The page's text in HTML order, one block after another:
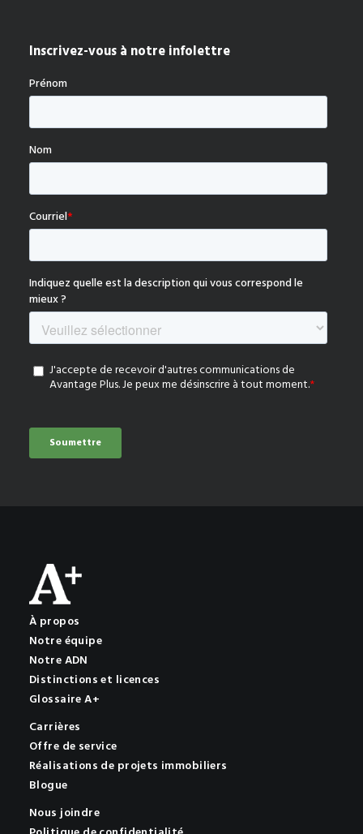
À propos
Notre équipe
Notre ADN
Distinctions et licences
Glossaire A+
Carrières
Offre de service
Réalisations de projets immobiliers
Blogue
Nous joindre